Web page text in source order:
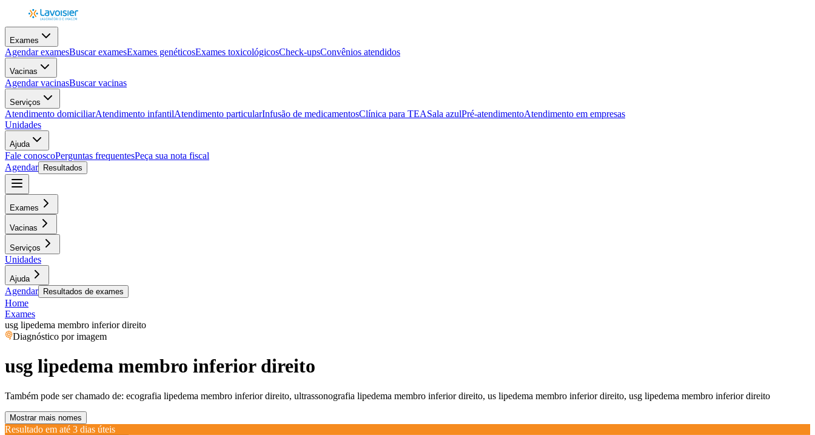
Exames
Agendar examesBuscar examesExames genéticosExames toxicológicosCheck-upsConvênios atendidos
Vacinas
Agendar vacinasBuscar vacinas
Serviços
Atendimento domiciliarAtendimento infantilAtendimento particularInfusão de medicamentosClínica para TEASala azulPré-atendimentoAtendimento em empresas
Unidades
Ajuda
Fale conoscoPerguntas frequentesPeça sua nota fiscal
Agendar
Resultados
Exames
Vacinas
Serviços
Unidades
Ajuda
Agendar Resultados de exames
Home
Exames
usg lipedema membro inferior direito
Diagnóstico por imagem
usg lipedema membro inferior direito
Também pode ser chamado de: ecografia lipedema membro inferior direito, ultrassonografia lipedema membro inferior direito, us lipedema membro inferior direito, usg lipedema membro inferior direito
Mostrar mais nomes
Resultado em até 3 dias úteis